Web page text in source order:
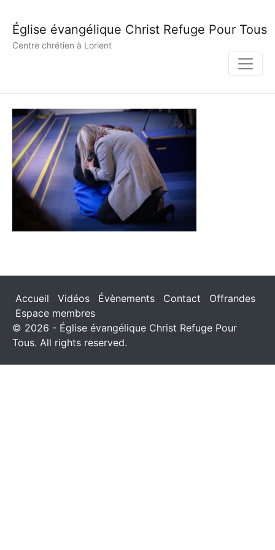
Église évangélique Christ Refuge Pour Tous
Centre chrétien à Lorient
Accueil Vidéos Évènements Contact
Offrandes
Espace membres
© 2026 - Église évangélique Christ Refuge Pour
Tous. All rights reserved.